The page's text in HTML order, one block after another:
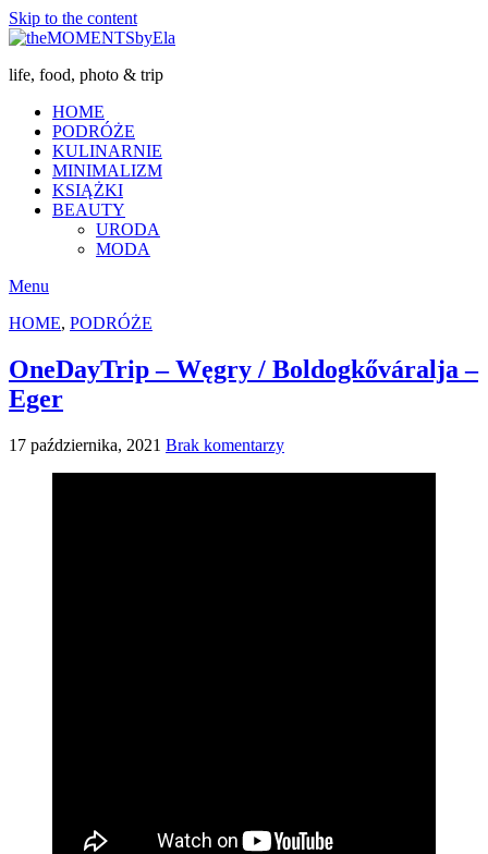
Skip to the content
life, food, photo & trip
HOME
PODRÓŻE
KULINARNIE
MINIMALIZM
KSIĄŻKI
BEAUTY
URODA
MODA
Menu
HOME, PODRÓŻE
OneDayTrip – Węgry / Boldogkőváralja –
Eger
17 października, 2021 Brak komentarzy